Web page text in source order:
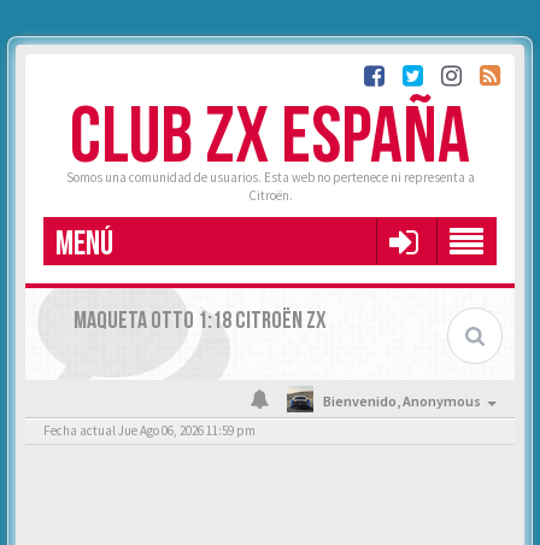
CLUB ZX ESPAÑA
Somos una comunidad de usuarios. Esta web no pertenece ni representa a
Citroën.
MENÚ
MAQUETA OTTO 1:18 CITROËN ZX
Bienvenido,Anonymous
Fecha actual Jue Ago 06, 2026 11:59 pm